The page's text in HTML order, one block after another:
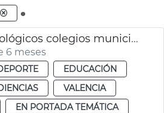
Recursos tecnológicos colegios municipales València
6 meses
EDUCACIÓN
VALENCIA
EN PORTADA TEMÁTICA